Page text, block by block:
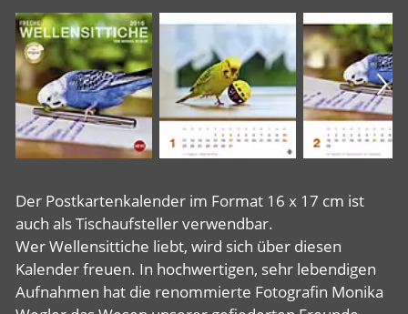
Der Postkartenkalender im Format 16 x 17 cm ist
auch als Tischaufsteller verwendbar.
Wer Wellensittiche liebt, wird sich über diesen
Kalender freuen. In hochwertigen, sehr lebendigen
Aufnahmen hat die renommierte Fotografin Monika